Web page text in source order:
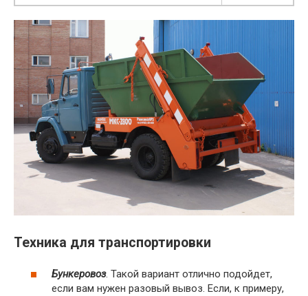
Техника для транспортировки
Бункеровоз. Такой вариант отлично подойдет,
если вам нужен разовый вывоз. Если, к примеру,